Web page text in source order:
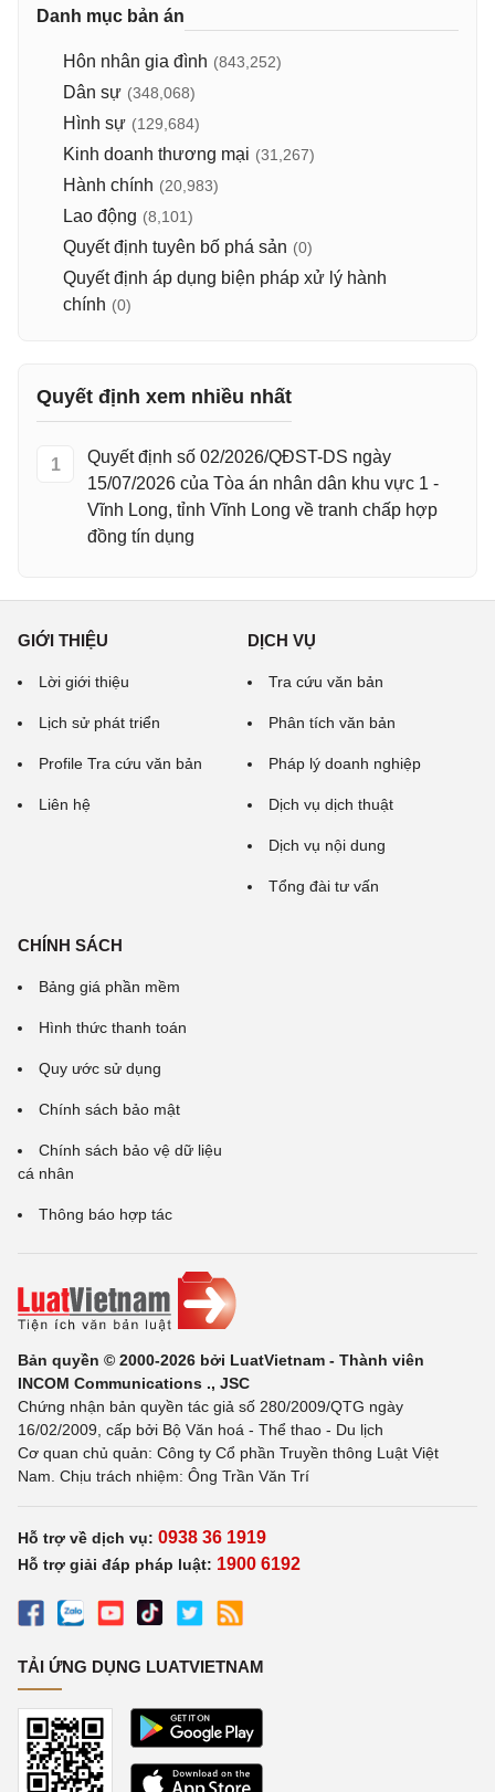
Danh mục bản án
Hôn nhân gia đình (843,252)
Dân sự (348,068)
Hình sự (129,684)
Kinh doanh thương mại (31,267)
Hành chính (20,983)
Lao động (8,101)
Quyết định tuyên bố phá sản (0)
Quyết định áp dụng biện pháp xử lý hành
chính (0)
Quyết định xem nhiều nhất
1
Quyết định số 02/2026/QĐST-DS ngày
15/07/2026 của Tòa án nhân dân khu vực 1 -
Vĩnh Long, tỉnh Vĩnh Long về tranh chấp hợp
đồng tín dụng
GIỚI THIỆU
Lời giới thiệu
Lịch sử phát triển
Profile Tra cứu văn bản
Liên hệ
DỊCH VỤ
Tra cứu văn bản
Phân tích văn bản
Pháp lý doanh nghiệp
Dịch vụ dịch thuật
Dịch vụ nội dung
Tổng đài tư vấn
CHÍNH SÁCH
Bảng giá phần mềm
Hình thức thanh toán
Quy ước sử dụng
Chính sách bảo mật
Chính sách bảo vệ dữ liệu
cá nhân
Thông báo hợp tác
Bản quyền © 2000-2026 bởi LuatVietnam - Thành viên
INCOM Communications ., JSC
Chứng nhận bản quyền tác giả số 280/2009/QTG ngày
16/02/2009, cấp bởi Bộ Văn hoá - Thể thao - Du lịch
Cơ quan chủ quản: Công ty Cổ phần Truyền thông Luật Việt
Nam. Chịu trách nhiệm: Ông Trần Văn Trí
Hỗ trợ về dịch vụ: 0938 36 1919
Hỗ trợ giải đáp pháp luật: 1900 6192
TẢI ỨNG DỤNG LUATVIETNAM